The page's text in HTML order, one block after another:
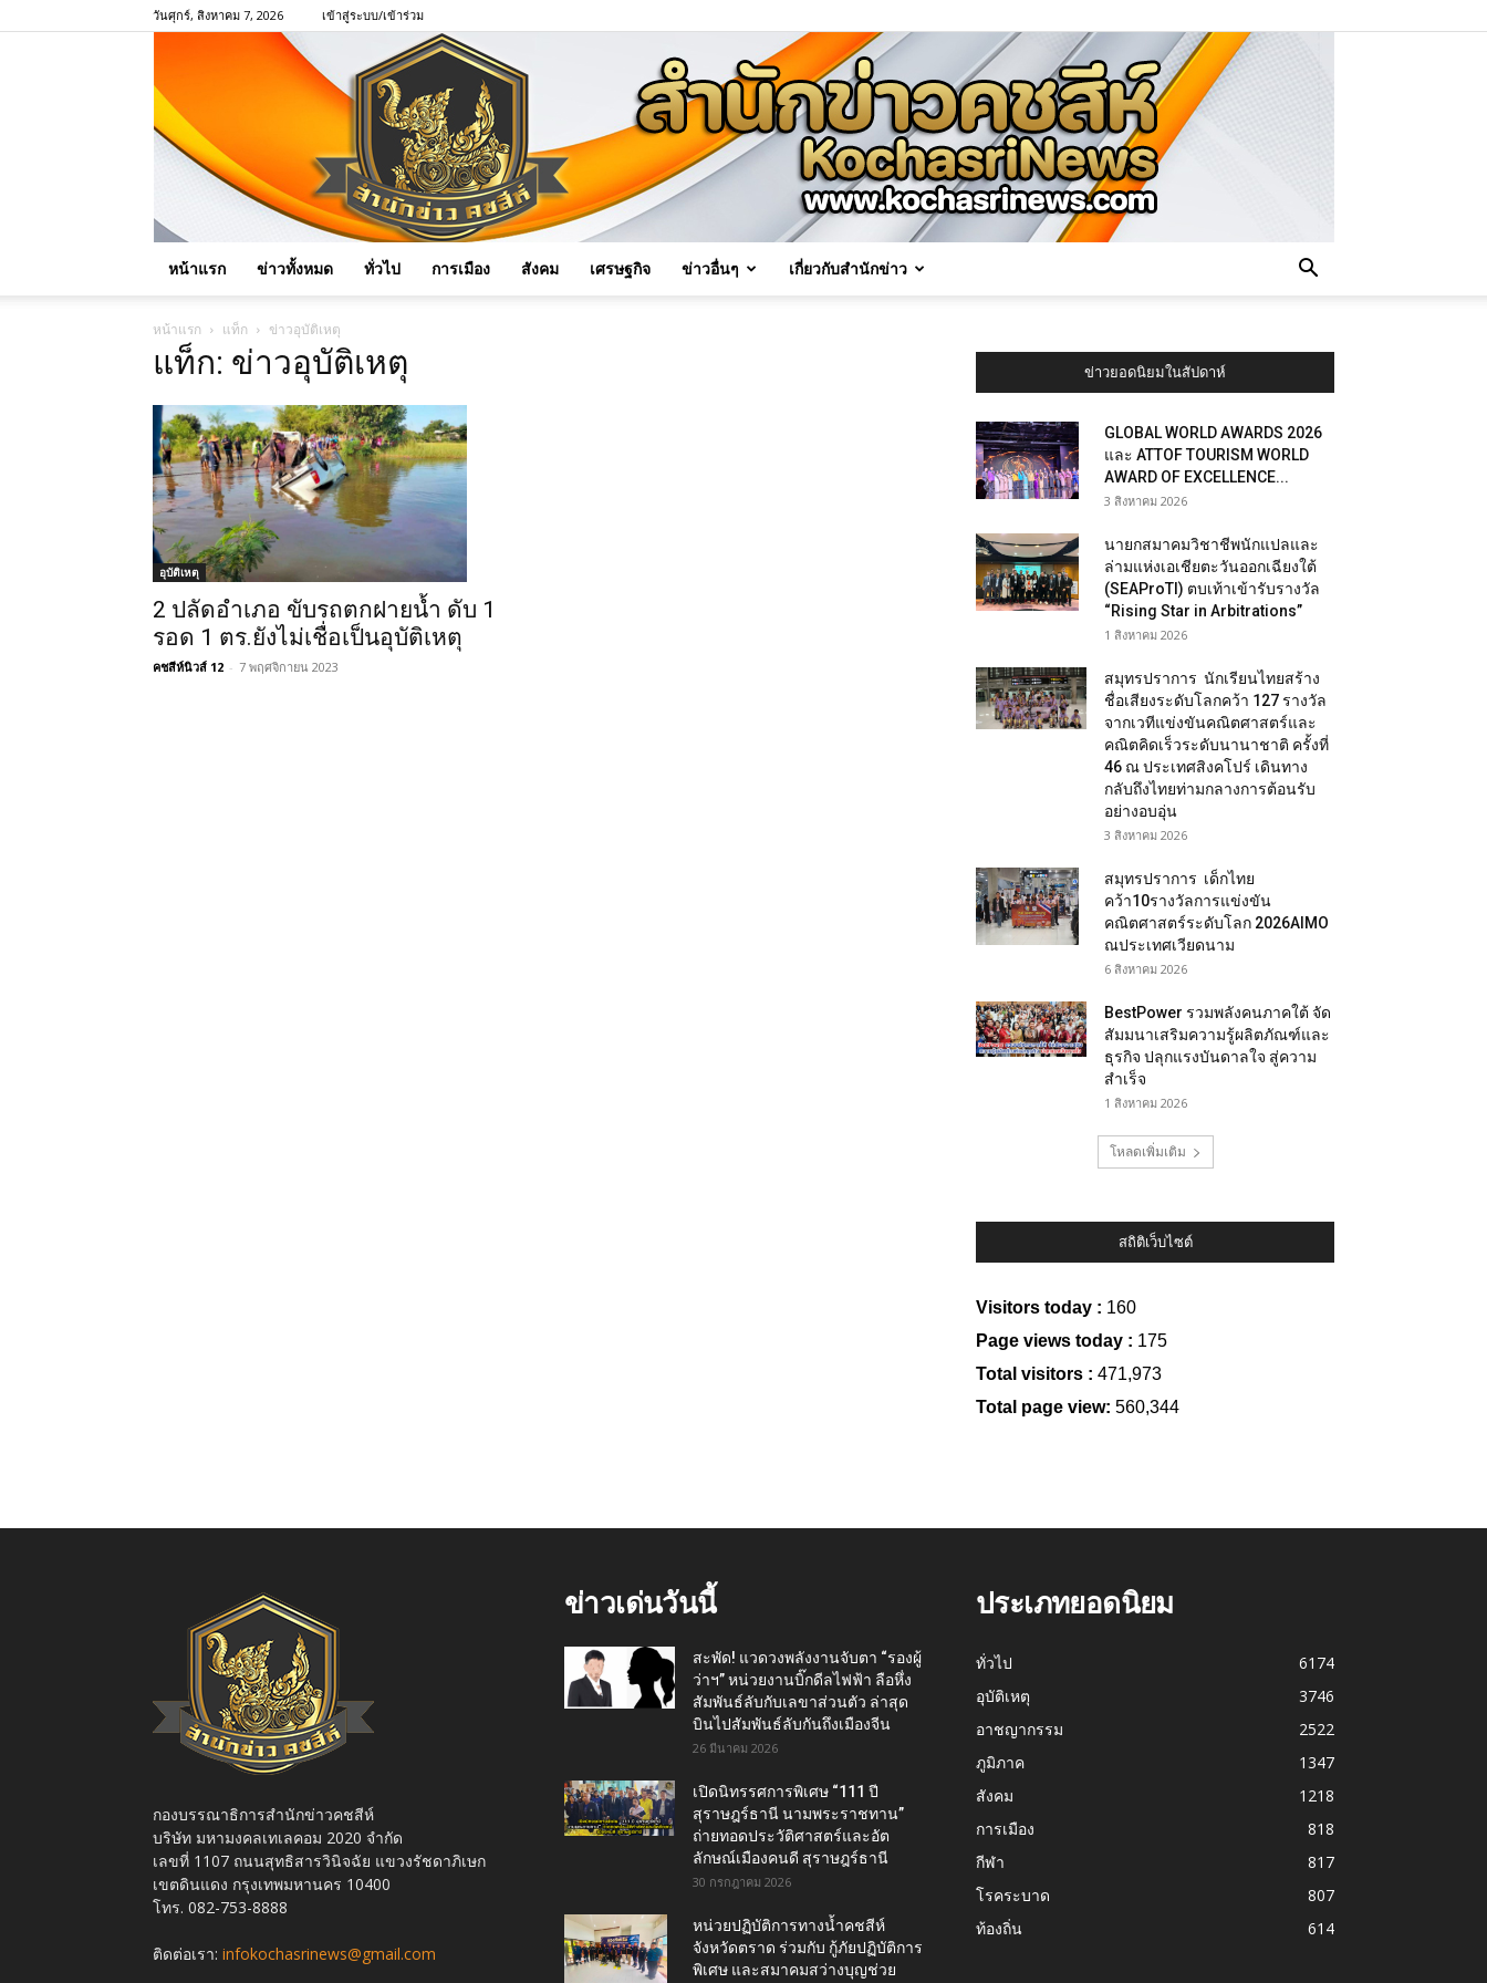
วันศุกร์, สิงหาคม 7, 2026 เข้าสู่ระบบ/เข้าร่วม
หน้าแรก ข่าวทั้งหมด ทั่วไป การเมือง สังคม เศรษฐกิจ ข่าวอื่นๆ เกี่ยวกับสำนักข่าว
หน้าแรก แท็ก ข่าวอุบัติเหตุ
แท็ก: ข่าวอุบัติเหตุ
อุบัติเหตุ
2 ปลัดอำเภอ ขับรถตกฝายน้ำ ดับ 1
รอด 1 ตร.ยังไม่เชื่อเป็นอุบัติเหตุ
คชสีห์นิวส์ 12 - 7 พฤศจิกายน 2023
ข่าวยอดนิยมในสัปดาห์
GLOBAL WORLD AWARDS 2026
และ ATTOF TOURISM WORLD
AWARD OF EXCELLENCE...
3 สิงหาคม 2026
นายกสมาคมวิชาชีพนักแปลและ
ล่ามแห่งเอเชียตะวันออกเฉียงใต้
(SEAProTI) ตบเท้าเข้ารับรางวัล
“Rising Star in Arbitrations”
1 สิงหาคม 2026
สมุทรปราการ นักเรียนไทยสร้าง
ชื่อเสียงระดับโลกคว้า 127 รางวัล
จากเวทีแข่งขันคณิตศาสตร์และ
คณิตคิดเร็วระดับนานาชาติ ครั้งที่
46 ณ ประเทศสิงคโปร์ เดินทาง
กลับถึงไทยท่ามกลางการต้อนรับ
อย่างอบอุ่น
3 สิงหาคม 2026
สมุทรปราการ เด็กไทย
คว้า10รางวัลการแข่งขัน
คณิตศาสตร์ระดับโลก 2026AIMO
ณประเทศเวียดนาม
6 สิงหาคม 2026
BestPower รวมพลังคนภาคใต้ จัด
สัมมนาเสริมความรู้ผลิตภัณฑ์และ
ธุรกิจ ปลุกแรงบันดาลใจ สู่ความ
สำเร็จ
1 สิงหาคม 2026
โหลดเพิ่มเติม
สถิติเว็บไซต์
Visitors today : 160
Page views today : 175
Total visitors : 471,973
Total page view: 560,344
กองบรรณาธิการสำนักข่าวคชสีห์
บริษัท มหามงคลเทเลคอม 2020 จำกัด
เลขที่ 1107 ถนนสุทธิสารวินิจฉัย แขวงรัชดาภิเษก
เขตดินแดง กรุงเทพมหานคร 10400
โทร. 082-753-8888
ติดต่อเรา: infokochasrinews@gmail.com
ข่าวเด่นวันนี้
สะพัด! แวดวงพลังงานจับตา “รองผู้
ว่าฯ” หน่วยงานบิ๊กดีลไฟฟ้า ลือหึ่ง
สัมพันธ์ลับกับเลขาส่วนตัว ล่าสุด
บินไปสัมพันธ์ลับกันถึงเมืองจีน
26 มีนาคม 2026
เปิดนิทรรศการพิเศษ “111 ปี
สุราษฎร์ธานี นามพระราชทาน”
ถ่ายทอดประวัติศาสตร์และอัต
ลักษณ์เมืองคนดี สุราษฎร์ธานี
30 กรกฎาคม 2026
หน่วยปฏิบัติการทางน้ำคชสีห์
จังหวัดตราด ร่วมกับ กู้ภัยปฏิบัติการ
พิเศษ และสมาคมสว่างบุญช่วย
ประเภทยอดนิยม
ทั่วไป
6174
อุบัติเหตุ
3746
อาชญากรรม
2522
ภูมิภาค
1347
สังคม
1218
การเมือง
818
กีฬา
817
โรคระบาด
807
ท้องถิ่น
614